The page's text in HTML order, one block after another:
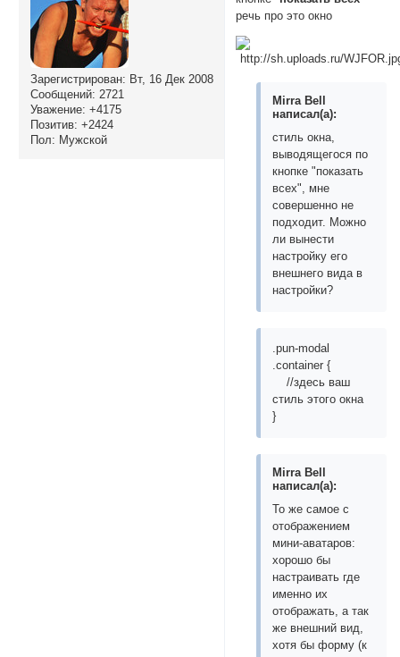
Зарегистрирован: Вт, 16 Дек 2008
Сообщений: 2721
Уважение: +4175
Позитив: +2424
Пол: Мужской
речь про это окно
Mirra Bell
написал(а):
стиль окна,
выводящегося по
кнопке "показать
всех", мне
совершенно не
подходит. Можно
ли вынести
настройку его
внешнего вида в
настройки?
.pun-modal
.container {
//здесь ваш
стиль этого окна
}
Mirra Bell
написал(а):
То же самое с
отображением
мини-аватаров:
хорошо бы
настраивать где
именно их
отображать, а так
же внешний вид,
хотя бы форму (к